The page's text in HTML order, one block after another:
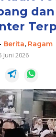
Berita, Ragam
Juni 2026